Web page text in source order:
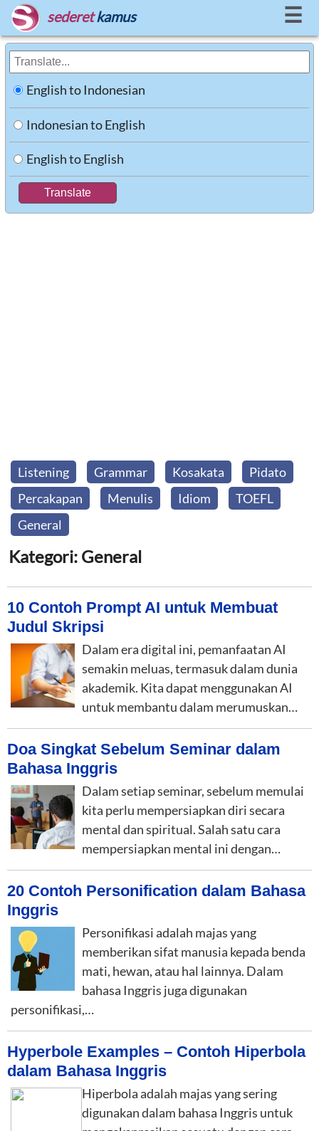
sederet kamus ☰
English to Indonesian
Indonesian to English
English to English
Listening Grammar Kosakata
Pidato
Percakapan
Menulis Idiom
TOEFL
General
Kategori: General
10 Contoh Prompt AI untuk Membuat
Judul Skripsi
Dalam era digital ini, pemanfaatan AI
semakin meluas, termasuk dalam dunia
akademik. Kita dapat menggunakan AI
untuk membantu dalam merumuskan…
Doa Singkat Sebelum Seminar dalam
Bahasa Inggris
Dalam setiap seminar, sebelum memulai
kita perlu mempersiapkan diri secara
mental dan spiritual. Salah satu cara
mempersiapkan mental ini dengan…
20 Contoh Personification dalam Bahasa
Inggris
Personifikasi adalah majas yang
memberikan sifat manusia kepada benda
mati, hewan, atau hal lainnya. Dalam
bahasa Inggris juga digunakan
personifikasi,…
Hyperbole Examples – Contoh Hiperbola
dalam Bahasa Inggris
Hiperbola adalah majas yang sering
digunakan dalam bahasa Inggris untuk